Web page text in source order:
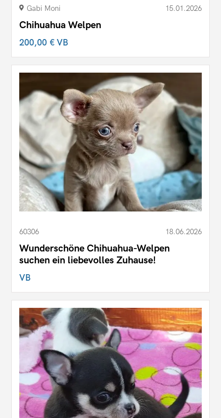
Gabi Moni 15.01.2026
Chihuahua Welpen
200,00 €VB
60306 18.06.2026
Wunderschöne Chihuahua-Welpen
suchen ein liebevolles Zuhause!
VB